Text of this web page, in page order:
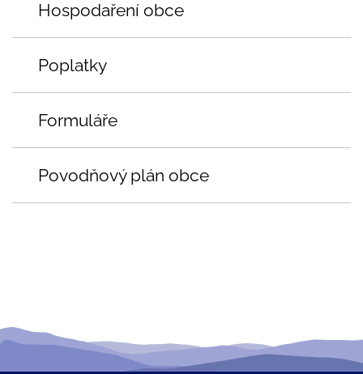
Hospodaření obce
Poplatky
Formuláře
Povodňový plán obce